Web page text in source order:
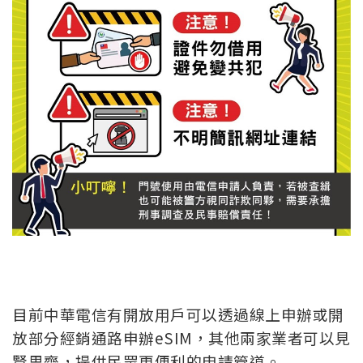
目前中華電信有開放用戶可以透過線上申辦或開
放部分經銷通路申辦eSIM，其他兩家業者可以見